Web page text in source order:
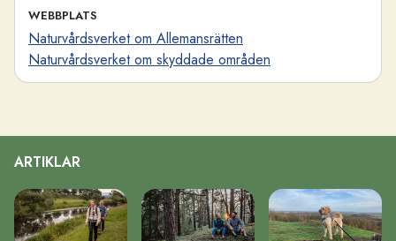
WEBBPLATS
Naturvårdsverket om Allemansrätten
Naturvårdsverket om skyddade områden
ARTIKLAR